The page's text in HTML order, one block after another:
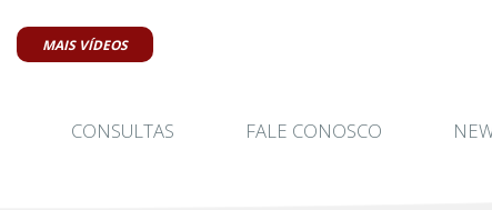
MAIS VÍDEOS
CONSULTAS FALE CONOSCO